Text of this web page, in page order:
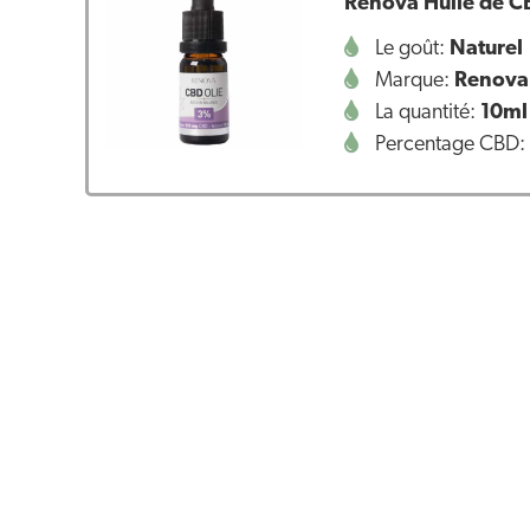
Le goût: Naturel
Marque: Renova
La quantité: 10ml
Percentage CBD: